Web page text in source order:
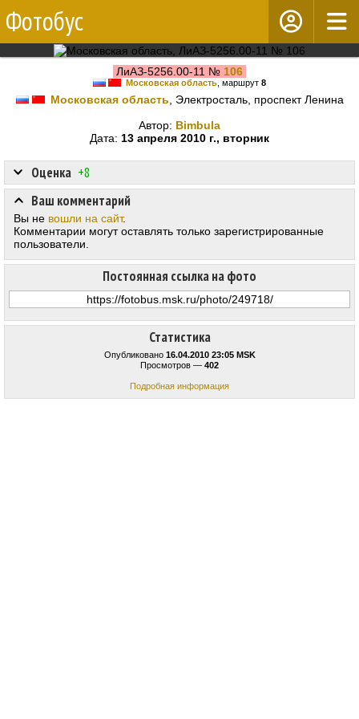
Фотобус
ЛиАЗ-5256.00-11 № 106
Московская область , маршрут 8
Московская область , Электросталь, проспект Ленина
Автор: Bimbula
Дата: 13 апреля 2010 г., вторник
Статистика
Опубликовано 16.04.2010 23:05 MSK
Просмотров — 402
Подробная информация
Оценка +8
Постоянная ссылка на фото
Ваш комментарий
Вы не вошли на сайт.
Комментарии могут оставлять только зарегистрированные
пользователи.